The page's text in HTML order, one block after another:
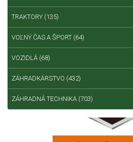
TRAKTORY (135)
VOĽNÝ ČAS A ŠPORT (64)
VOZIDLÁ (68)
ZÁHRADKÁRSTVO (432)
ZÁHRADNÁ TECHNIKA (703)